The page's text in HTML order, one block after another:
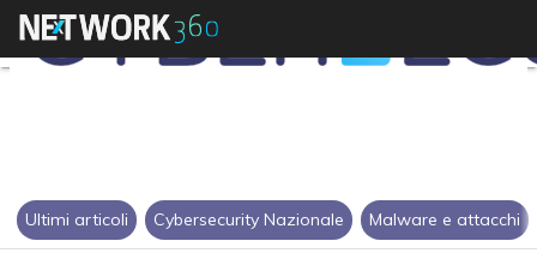
Ultimi articoli Cybersecurity Nazionale Malware e attacchi